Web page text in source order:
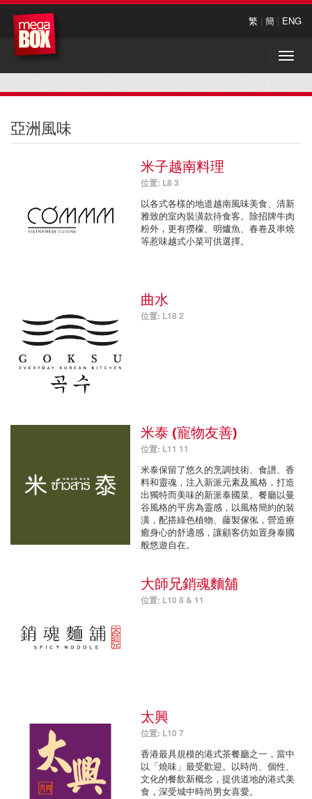
繁 | 簡 | ENG
Toggle
亞洲風味
米子越南料理
位置: L8 3
以各式各樣的地道越南風味美食、清新
雅致的室內裝潢款待食客。除招牌牛肉
粉外，更有撈檬、明爐魚、春卷及串燒
等惹味越式小菜可供選擇。
曲水
位置: L18 2
米泰 (寵物友善)
位置: L11 11
米泰保留了悠久的烹調技術、食譜、香
料和靈魂，注入新派元素及風格，打造
出獨特而美味的新派泰國菜。餐廳以曼
谷風格的平房為靈感，以風格簡約的裝
潢，配搭綠色植物、藤製傢俬，營造療
癒身心的舒適感，讓顧客仿如置身泰國
般悠遊自在。
大師兄銷魂麵舖
位置: L10 8 & 11
太興
位置: L10 7
香港最具規模的港式茶餐廳之一，當中
以「燒味」最受歡迎。以時尚、個性、
文化的餐飲新概念，提供道地的港式美
食，深受城中時尚男女喜愛。